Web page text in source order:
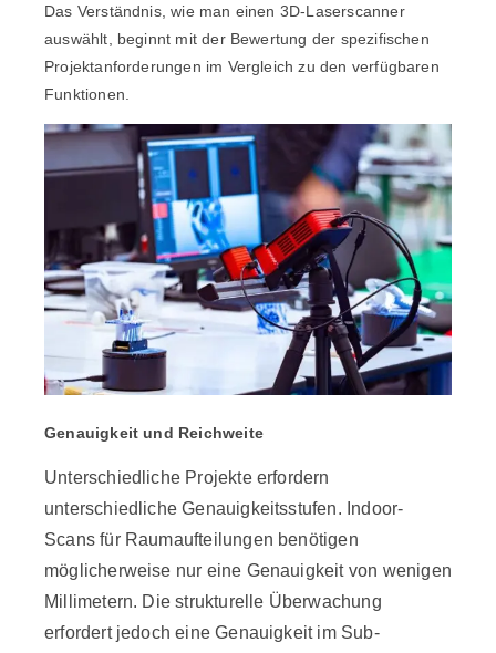
Das Verständnis, wie man einen 3D-Laserscanner
auswählt, beginnt mit der Bewertung der spezifischen
Projektanforderungen im Vergleich zu den verfügbaren
Funktionen.
Genauigkeit und Reichweite
Unterschiedliche Projekte erfordern
unterschiedliche Genauigkeitsstufen. Indoor-
Scans für Raumaufteilungen benötigen
möglicherweise nur eine Genauigkeit von wenigen
Millimetern. Die strukturelle Überwachung
erfordert jedoch eine Genauigkeit im Sub-